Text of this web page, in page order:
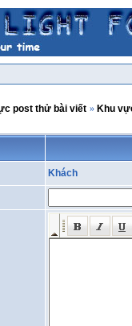
post thử bài viết » Khu
Khách